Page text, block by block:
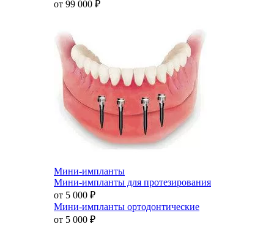
от 99 000 ₽
Мини-импланты
Мини-импланты для протезирования
от 5 000 ₽
Мини-импланты ортодонтические
от 5 000 ₽